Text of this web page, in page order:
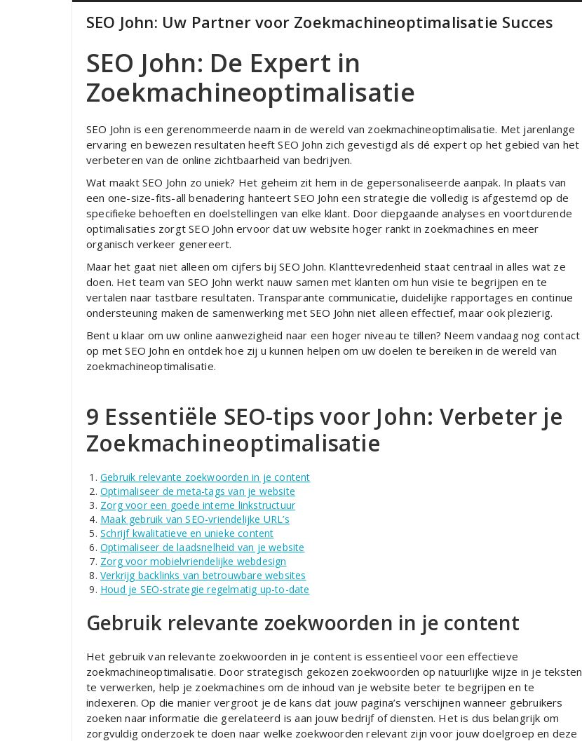
SEO John: Uw Partner voor Zoekmachineoptimalisatie Succes
SEO John: De Expert in
Zoekmachineoptimalisatie
SEO John is een gerenommeerde naam in de wereld van zoekmachineoptimalisatie. Met jarenlange
ervaring en bewezen resultaten heeft SEO John zich gevestigd als dé expert op het gebied van het
verbeteren van de online zichtbaarheid van bedrijven.
Wat maakt SEO John zo uniek? Het geheim zit hem in de gepersonaliseerde aanpak. In plaats van
een one-size-fits-all benadering hanteert SEO John een strategie die volledig is afgestemd op de
specifieke behoeften en doelstellingen van elke klant. Door diepgaande analyses en voortdurende
optimalisaties zorgt SEO John ervoor dat uw website hoger rankt in zoekmachines en meer
organisch verkeer genereert.
Maar het gaat niet alleen om cijfers bij SEO John. Klanttevredenheid staat centraal in alles wat ze
doen. Het team van SEO John werkt nauw samen met klanten om hun visie te begrijpen en te
vertalen naar tastbare resultaten. Transparante communicatie, duidelijke rapportages en continue
ondersteuning maken de samenwerking met SEO John niet alleen effectief, maar ook plezierig.
Bent u klaar om uw online aanwezigheid naar een hoger niveau te tillen? Neem vandaag nog contact
op met SEO John en ontdek hoe zij u kunnen helpen om uw doelen te bereiken in de wereld van
zoekmachineoptimalisatie.
9 Essentiële SEO-tips voor John: Verbeter je
Zoekmachineoptimalisatie
Gebruik relevante zoekwoorden in je content
Optimaliseer de meta-tags van je website
Zorg voor een goede interne linkstructuur
Maak gebruik van SEO-vriendelijke URL’s
Schrijf kwalitatieve en unieke content
Optimaliseer de laadsnelheid van je website
Zorg voor mobielvriendelijke webdesign
Verkrijg backlinks van betrouwbare websites
Houd je SEO-strategie regelmatig up-to-date
Gebruik relevante zoekwoorden in je content
Het gebruik van relevante zoekwoorden in je content is essentieel voor een effectieve
zoekmachineoptimalisatie. Door strategisch gekozen zoekwoorden op natuurlijke wijze in je teksten
te verwerken, help je zoekmachines om de inhoud van je website beter te begrijpen en te
indexeren. Op die manier vergroot je de kans dat jouw pagina’s verschijnen wanneer gebruikers
zoeken naar informatie die gerelateerd is aan jouw bedrijf of diensten. Het is dus belangrijk om
zorgvuldig onderzoek te doen naar welke zoekwoorden relevant zijn voor jouw doelgroep en deze